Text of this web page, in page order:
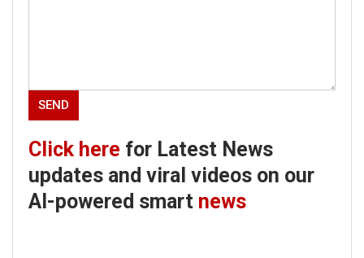
Click here for Latest News
updates and viral videos on our
AI-powered smart news